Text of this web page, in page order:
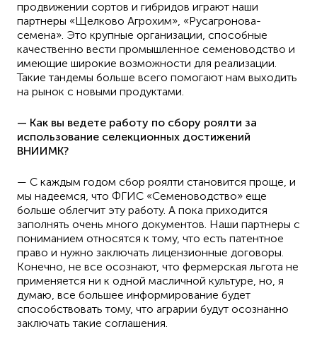
продвижении сортов и гибридов играют наши
партнеры «Щелково Агрохим», «Русагронова-
семена». Это крупные организации, способные
качественно вести промышленное семеноводство и
имеющие широкие возможности для реализации.
Такие тандемы больше всего помогают нам выходить
на рынок с новыми продуктами.
— Как вы ведете работу по сбору роялти за
использование селекционных достижений
ВНИИМК?
— С каждым годом сбор роялти становится проще, и
мы надеемся, что ФГИС «Семеноводство» еще
больше облегчит эту работу. А пока приходится
заполнять очень много документов. Наши партнеры с
пониманием относятся к тому, что есть патентное
право и нужно заключать лицензионные договоры.
Конечно, не все осознают, что фермерская льгота не
применяется ни к одной масличной культуре, но, я
думаю, все большее информирование будет
способствовать тому, что аграрии будут осознанно
заключать такие соглашения.